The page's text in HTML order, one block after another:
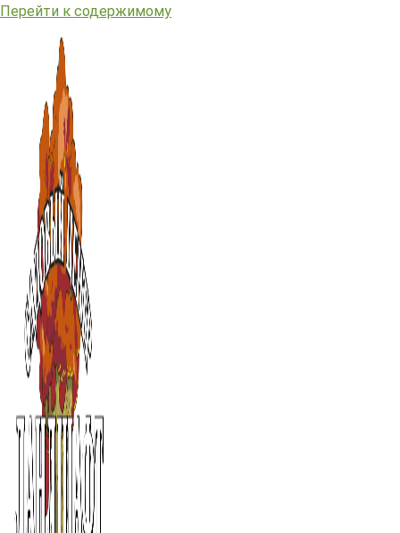
Перейти к содержимому